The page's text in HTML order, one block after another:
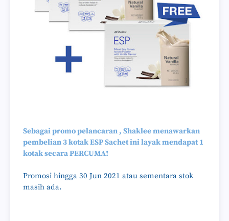
Sebagai promo pelancaran , Shaklee menawarkan
pembelian 3 kotak ESP Sachet ini layak mendapat 1
kotak secara PERCUMA!
Promosi hingga 30 Jun 2021 atau sementara stok
masih ada.